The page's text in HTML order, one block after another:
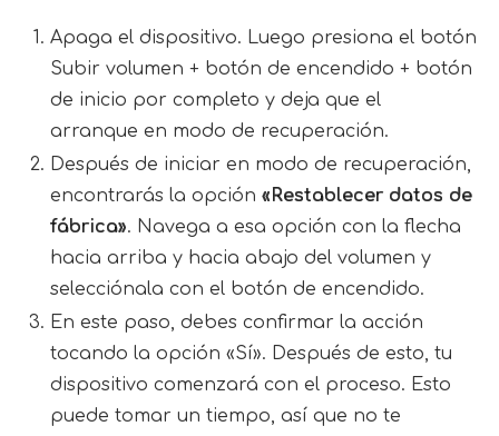
Apaga el dispositivo. Luego presiona el botón
Subir volumen + botón de encendido + botón
de inicio por completo y deja que el
arranque en modo de recuperación.
Después de iniciar en modo de recuperación,
encontrarás la opción «Restablecer datos de
fábrica». Navega a esa opción con la flecha
hacia arriba y hacia abajo del volumen y
selecciónala con el botón de encendido.
En este paso, debes confirmar la acción
tocando la opción «Sí». Después de esto, tu
dispositivo comenzará con el proceso. Esto
puede tomar un tiempo, así que no te